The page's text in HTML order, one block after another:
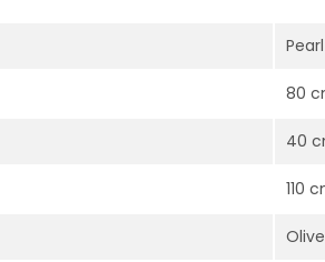
80
40
110
Olive